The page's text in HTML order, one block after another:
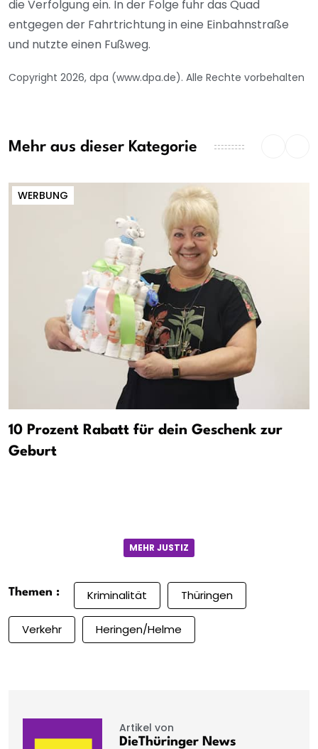
die Verfolgung ein. In der Folge fuhr das Quad
entgegen der Fahrtrichtung in eine Einbahnstraße
und nutzte einen Fußweg.
Copyright 2026, dpa (www.dpa.de). Alle Rechte vorbehalten
Mehr aus dieser Kategorie
WERBUNG
10 Prozent Rabatt für dein Geschenk zur
Geburt
MEHR JUSTIZ
Themen : Kriminalität Thüringen
Verkehr Heringen/Helme
Artikel von
DieThüringer News